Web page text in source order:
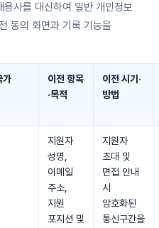
사를 대신하여 일반 개인정보
동의 화면과 기록 기능을
가
이전 항목
·목적
이전 시기·
방법
지원자
성명,
이메일
주소,
지원
포지션 및
지원자
초대 및
면접 안내
시
암호화된
통신구간을